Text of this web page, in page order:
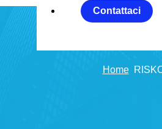
Contattaci
Home